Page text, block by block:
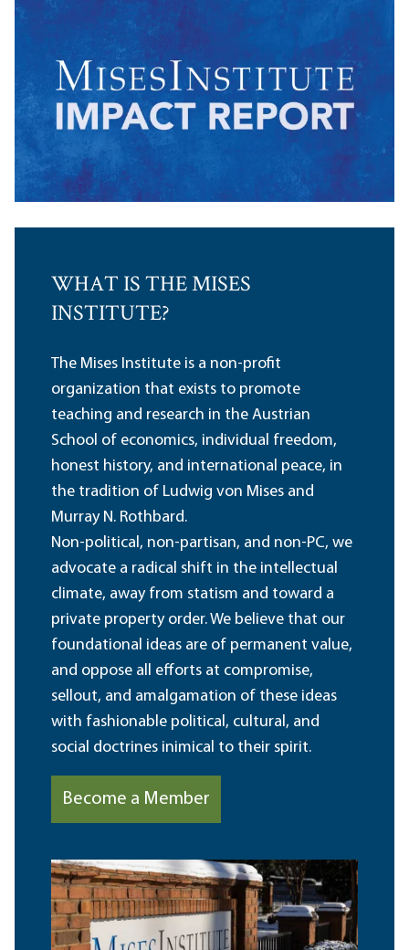
WHAT IS THE MISES
INSTITUTE?
The Mises Institute is a non-profit
organization that exists to promote
teaching and research in the Austrian
School of economics, individual freedom,
honest history, and international peace, in
the tradition of Ludwig von Mises and
Murray N. Rothbard.
Non-political, non-partisan, and non-PC, we
advocate a radical shift in the intellectual
climate, away from statism and toward a
private property order. We believe that our
foundational ideas are of permanent value,
and oppose all efforts at compromise,
sellout, and amalgamation of these ideas
with fashionable political, cultural, and
social doctrines inimical to their spirit.
Become a Member